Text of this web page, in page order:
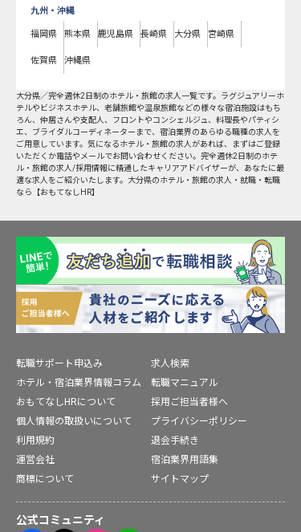
九州・沖縄
福岡県 熊本県 鹿児島県 長崎県 大分県 宮崎県
佐賀県 沖縄県
大分県／完全週休2日制 のホテル・旅館の求人一覧です。ラグジュアリーホ
テルやビジネスホテル、老舗旅館や温泉旅館などの様々な宿泊施設はもち
ろん、仲居さんや支配人、フロントやコンシェルジュ、料理長やパティシ
エ、ブライダルコーディネーターまで、宿泊業界のあらゆる職種の求人を
ご用意しています。気になるホテル・旅館の求人があれば、まずはご登録
いただくか電話やメールでお問い合わせください。完全週休2日制のホテ
ル・旅館の求人/採用情報に精通したキャリアアドバイザーが、あなたに最
適な求人をご紹介いたします。大分県のホテル・旅館の求人・就職・転職
なら【おもてなしHR】
転職サポート申込み
求人検索
ホテル・宿泊業界情報コラム
転職マニュアル
おもてなしHRについて
採用ご担当者様へ
個人情報の取扱いについて
プライバシーポリシー
利用規約
退会手続き
運営会社
宿泊業界用語集
商標について
サイトマップ
公式コミュニティ